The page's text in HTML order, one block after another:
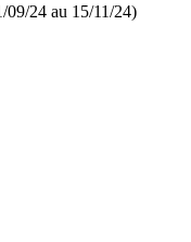
09/24 au 15/11/24)